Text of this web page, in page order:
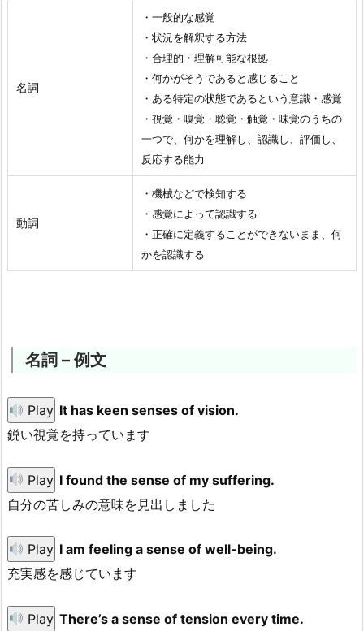
名詞
・一般的な感覚
・状況を解釈する方法
・合理的・理解可能な根拠
・何かがそうであると感じること
・ある特定の状態であるという意識・感覚
・視覚・嗅覚・聴覚・触覚・味覚のうちの
一つで、何かを理解し、認識し、評価し、
反応する能力
動詞
・機械などで検知する
・感覚によって認識する
・正確に定義することができないまま、何
かを認識する
名詞 – 例文
Play It has keen senses of vision.
鋭い視覚を持っています
Play I found the sense of my suffering.
自分の苦しみの意味を見出しました
Play I am feeling a sense of well-being.
充実感を感じています
Play There’s a sense oftension every time.